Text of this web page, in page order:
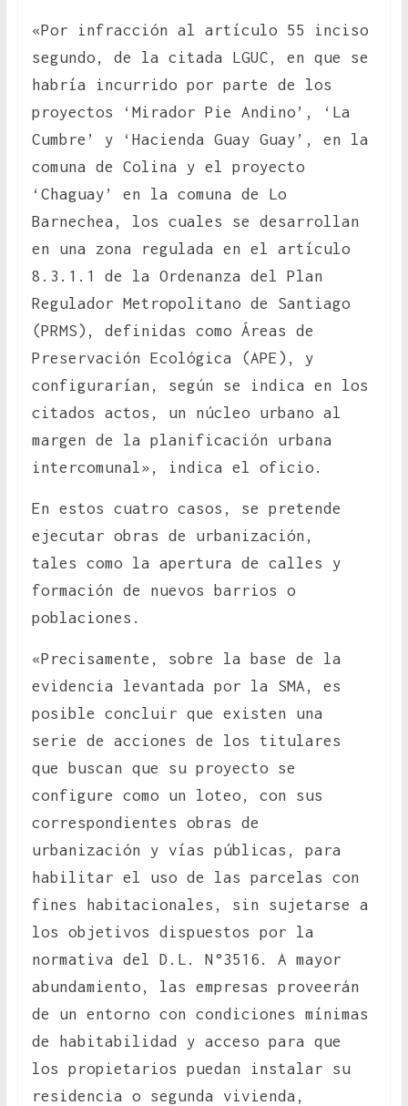
«Por infracción al artículo 55 inciso
segundo, de la citada LGUC, en que se
habría incurrido por parte de los
proyectos ‘Mirador Pie Andino’, ‘La
Cumbre’ y ‘Hacienda Guay Guay’, en la
comuna de Colina y el proyecto
‘Chaguay’ en la comuna de Lo
Barnechea, los cuales se desarrollan
en una zona regulada en el artículo
8.3.1.1 de la Ordenanza del Plan
Regulador Metropolitano de Santiago
(PRMS), definidas como Áreas de
Preservación Ecológica (APE), y
configurarían, según se indica en los
citados actos, un núcleo urbano al
margen de la planificación urbana
intercomunal», indica el oficio.
En estos cuatro casos, se pretende
ejecutar obras de urbanización,
tales como la apertura de calles y
formación de nuevos barrios o
poblaciones.
«Precisamente, sobre la base de la
evidencia levantada por la SMA, es
posible concluir que existen una
serie de acciones de los titulares
que buscan que su proyecto se
configure como un loteo, con sus
correspondientes obras de
urbanización y vías públicas, para
habilitar el uso de las parcelas con
fines habitacionales, sin sujetarse a
los objetivos dispuestos por la
normativa del D.L. N°3516. A mayor
abundamiento, las empresas proveerán
de un entorno con condiciones mínimas
de habitabilidad y acceso para que
los propietarios puedan instalar su
residencia o segunda vivienda,